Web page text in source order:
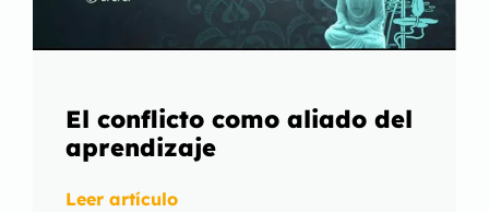
El conflicto como aliado del
aprendizaje
Leer artículo